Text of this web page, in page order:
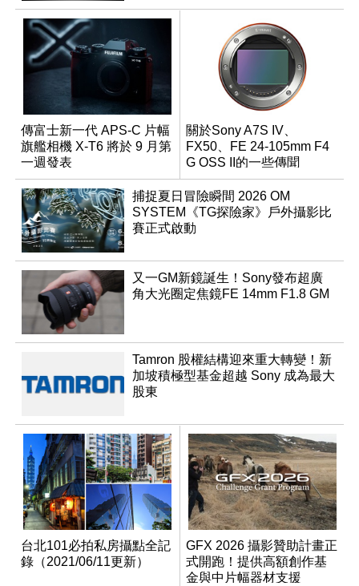
傳富士新一代 APS-C 片幅
旗艦相機 X-T6 將於 9 月第
一週發表
關於Sony A7S IV、
FX50、FE 24-105mm F4
G OSS II的一些傳聞
捕捉夏日冒險瞬間 2026 OM
SYSTEM《TG探險家》戶外攝影比
賽正式啟動
又一GM新鏡誕生！Sony發布超廣
角大光圈定焦鏡FE 14mm F1.8 GM
Tamron 股權結構迎來重大轉變！新
加坡積極型基金超越 Sony 成為最大
股東
台北101必拍私房攝點全記
錄（2021/06/11更新）
GFX 2026 攝影贊助計畫正
式開跑！提供高額創作基
金與中片幅器材支援